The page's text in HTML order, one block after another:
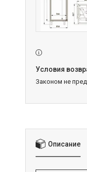
Законом не
Описание